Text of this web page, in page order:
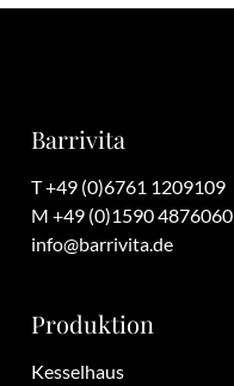
Barrivita
T +49 (0)6761 1209109
M +49 (0)1590 4876060
info@barrivita.de
Produktion
Kesselhaus